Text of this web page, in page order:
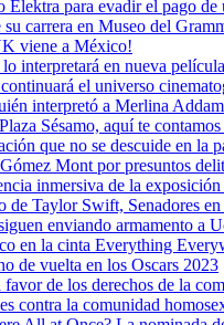
Elektra para evadir el pago de
carrera en Museo del
viene a México!
interpretará en nueva
el universo
interpretó a Merlina
Sésamo, aquí te
que no se descuide en la
Mont por presuntos
inmersiva de la
de Taylor Swift, Senadores
enviando armamento a
en la cinta Everything
de vuelta en los Oscars 2023
de los derechos de la
contra la comunidad